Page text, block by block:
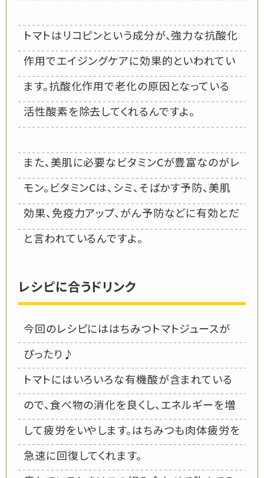
トマトはリコピンという成分が、強力な抗酸化
作用でエイジングケアに効果的といわれてい
ます。抗酸化作用で老化の原因となっている
活性酸素を除去してくれるんですよ。
また、美肌に必要なビタミンCが豊富なのがレ
モン。ビタミンCは、シミ、そばかす予防、美肌
効果、免疫力アップ、がん予防などに有効とだ
と言われているんですよ。
レシピに合うドリンク
今回のレシピにははちみつトマトジュースが
ぴったり♪
トマトにはいろいろな有機酸が含まれている
ので、食べ物の消化を良くし、エネルギーを増
して疲労をいやします。はちみつも肉体疲労を
急速に回復してくれます。